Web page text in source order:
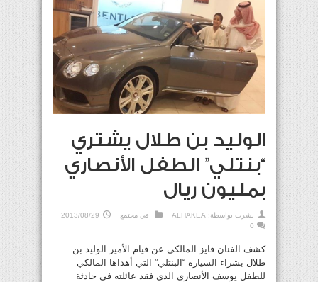
الوليد بن طلال يشتري
“بنتلي” الطفل الأنصاري
بمليون ريال
نشرت بواسطة: ALHAKEA في مجتمع
2013/08/29
0
كشف الفنان فايز المالكي عن قيام الأمير الوليد بن
طلال بشراء السيارة “البنتلي” التي أهداها المالكي
للطفل يوسف الأنصاري الذي فقد عائلته في حادثة